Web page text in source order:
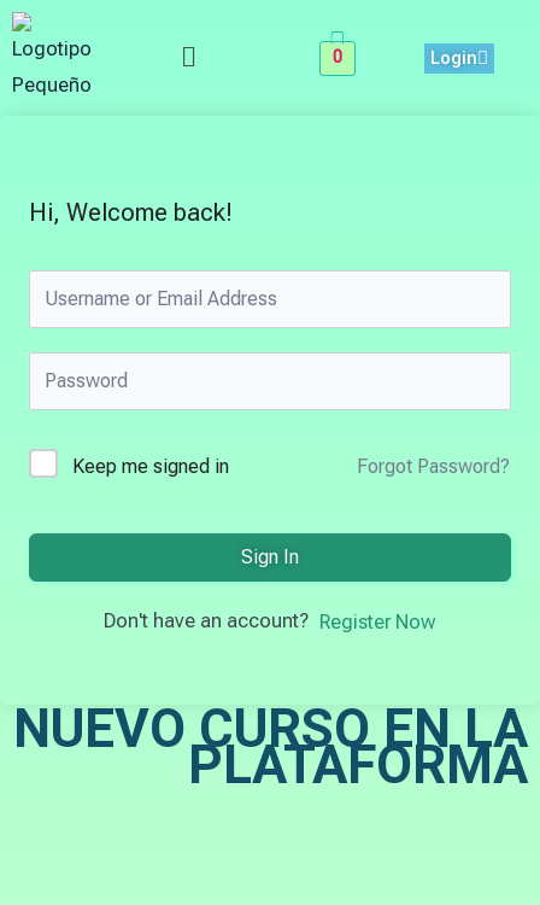
Skip
to
content
Menu 0 Login
Hi, Welcome back!
Keep me signed in Forgot Password?
Sign In
Don't have an account? Register Now
NUEVO CURSO EN LA
PLATAFORMA